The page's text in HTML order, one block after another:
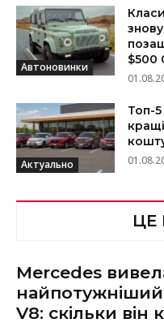
Автоновинки
$500
Актуально
Топ-
ЦЕ
Mercedes
найпотужніший
V8: скільки він